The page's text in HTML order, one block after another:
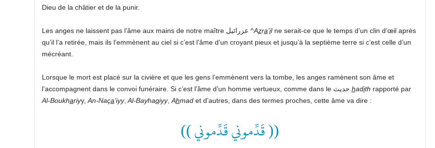
Dieu de la châtier et de la punir.
^Azra’ilne serait-ce que le temps d’un clin d’œil après
qu’il l’a retirée, mais ils l’emmènent au ciel si c’est l’âme d’un croyant pieux et jusqu’à la septième terre si c’est celle d’un
mécréant.
Lorsque le mort est placé sur la civière et que les gens l’emmènent vers la tombe, les anges ramènent son âme et
l’accompagnent dans le convoi funéraire. Si c’est l’âme d’un homme vertueux, comme dans le حديث hadith rapporté par
Al-Boukhariyy, An-Naça’iyy, Al-Bayhaqiyy, Ahmadet d’autres, dans des termes proches, cette âme va dire :
(( قَدِّموني قَدِّموني ))